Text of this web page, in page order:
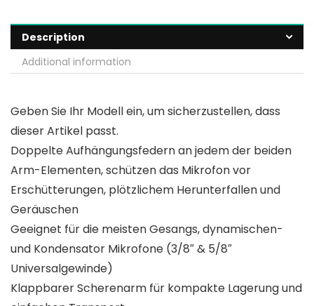
Description
Additional information
Geben Sie Ihr Modell ein, um sicherzustellen, dass
dieser Artikel passt.
Doppelte Aufhängungsfedern an jedem der beiden
Arm-Elementen, schützen das Mikrofon vor
Erschütterungen, plötzlichem Herunterfallen und
Geräuschen
Geeignet für die meisten Gesangs, dynamischen-
und Kondensator Mikrofone (3/8″ & 5/8″
Universalgewinde)
Klappbarer Scherenarm für kompakte Lagerung und